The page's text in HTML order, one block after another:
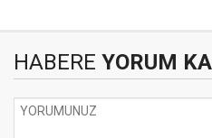
HABERE YORUM